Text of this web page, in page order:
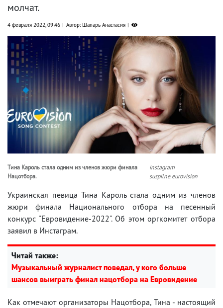
молчат.
4 февраля 2022, 09:46 Автор: Шапарь Анастасия
Тина Кароль стала одним из членов жюри финала
Нацотбора.
instagram
suspilne.eurovision
Украинская певица Тина Кароль стала одним из членов
жюри финала Национального отбора на песенный
конкурс "Евровидение-2022". Об этом оргкомитет отбора
заявил в Инстаграм.
Читай также:
Музыкальный журналист поведал, у кого больше
шансов выиграть финал нацотбора на Евровидение
Как отмечают организаторы Нацотбора, Тина - настоящий